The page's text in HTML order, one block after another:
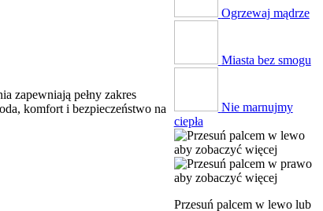
zapewniają pełny zakres
komfort i bezpieczeństwo na
Ogrzewaj mądrze
Miasta bez smogu
Nie marnujmy
ciepła
Przesuń palcem w lewo lub